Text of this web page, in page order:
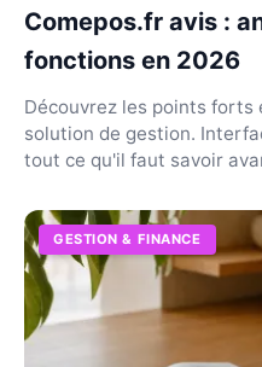
Comepos.fr avis :
fonctions en 2026
Découvrez les points
solution de gestion.
tout ce qu'il faut savoir
GESTION & FINANCE